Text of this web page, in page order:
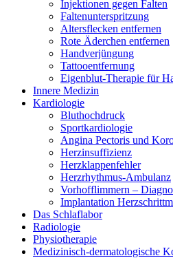
Injektionen gegen Falten
Faltenunterspritzung
Altersflecken entfernen
Rote Äderchen entfernen
Handverjüngung
Tattooentfernung
Eigenblut-Therapie für
Innere Medizin
Kardiologie
Bluthochdruck
Sportkardiologie
Angina Pectoris und
Herzinsuffizienz
Herzklappenfehler
Herzrhythmus-Ambulanz
Vorhofflimmern –
Implantation
Das Schlaflabor
Radiologie
Physiotherapie
Medizinisch-dermatologische